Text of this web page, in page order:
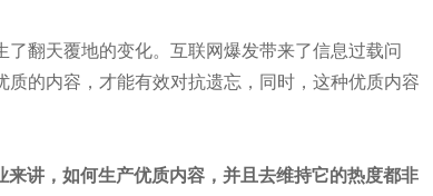
翻天覆地的变化。互联网爆发带来了信息过载问
的内容，才能有效对抗遗忘，同时，这种优质内容
讲，如何生产优质内容，并且去维持它的热度都非